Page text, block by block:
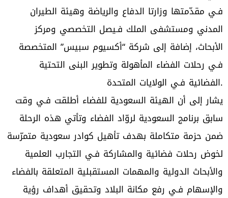
فـي مقدّمتها وزارتا الدفاع والرياضة وهيئة الطيران
المدني ومستشفى الملك فـيصل التخصصي ومركز
الأبحاث، إضافة إلى شركة “أكسيوم سبيس” المتخصصة
فـي رحلات الفضاء المأهولة وتطوير البنى التحتية
الفضائية فـي الولايات المتحدة.
يشار إلى أن الهيئة السعودية للفضاء أطلقت فـي وقت
سابق برنامج السعودية لروّاد الفضاء وتأتي هذه الرحلة
ضمن حزمة متكاملة بهدف تأهيل كوادر سعودية متمرّسة
لخوض رحلات فضائية والمشاركة فـي التجارب العلمية
والأبحاث الدولية والمهمات المستقبلية المتعلقة بالفضاء
والإسهام فـي رفع مكانة البلاد وتحقيق أهداف رؤية